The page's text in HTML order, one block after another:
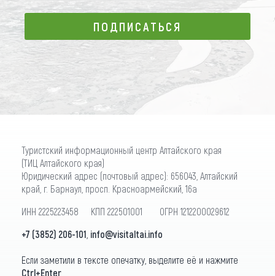
ПОДПИСАТЬСЯ
ПОДПИСАТЬСЯ
Туристский информационный центр Алтайского края
(ТИЦ Алтайского края)
Юридический адрес (почтовый адрес): 656043, Алтайский
край, г. Барнаул, просп. Красноармейский, 16а
ИНН 2225223458 КПП 222501001 ОГРН 1212200029612
+7 (3852) 206-101 info@visitaltai.info
Если заметили в тексте опечатку, выделите её и нажмите
Ctrl+Enter